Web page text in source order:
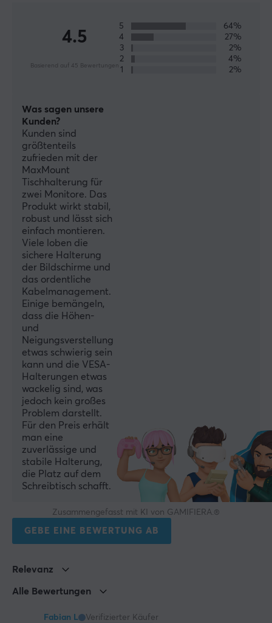
Produkte werden sorgfältig ausgewählt und wir
empfehlen dringend, in einen MaxMount-Ständer und
Produkte zu investieren. Übernehmen Sie die Kontrolle
TECHNISCHE DATEN
DEFAULT
VESA-Platte
100x100, 75x75
Kabelführung
Ja
EIGENSCHAFTEN
Anzahl der monitore
Material
Aluminium, Plastik, Stahl
Monitorgröße
13-32"
Rotation
180°
Schwenkbereich
+90°~-90°
Montage
Clamp
+45°～-45°
Farbe
GARANTIE
Herstellergarantie
4.5
Basierend auf 45 Bewertungen
5
64%
4
27%
3
2%
2
4%
1
2%
Was sagen unsere
Kunden?
Kunden sind
größtenteils
zufrieden mit der
MaxMount
Tischhalterung für
zwei Monitore. Das
Produkt wirkt stabil,
robust und lässt sich
einfach montieren.
Viele loben die
sichere Halterung
der Bildschirme und
das ordentliche
Kabelmanagement.
Einige bemängeln,
dass die Höhen-
und
Neigungsverstellung
etwas schwierig sein
kann und die VESA-
Halterungen etwas
wackelig sind, was
jedoch kein großes
Problem darstellt.
Für den Preis erhält
man eine
zuverlässige und
stabile Halterung,
die Platz auf dem
Schreibtisch schafft.
Zusammengefasst mit KI von GAMIFIERA.®
GEBE EINE BEWERTUNG AB
Relevanz
Alle Bewertungen
Fabian L
Verifizierter Käufer